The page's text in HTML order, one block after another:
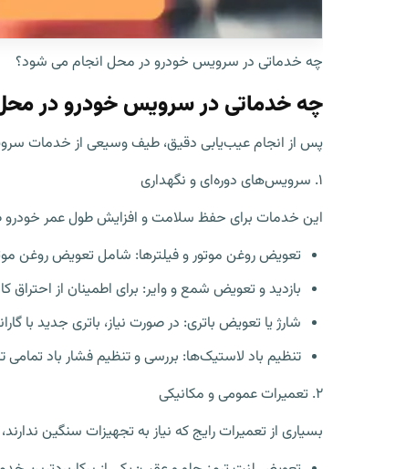
چه خدماتی در سرویس خودرو در محل انجام می شود؟
چه خدماتی در سرویس خودرو در
پس از انجام عیب‌یابی دقیق، طیف وسیعی از خدمات
۱. سرویس‌های دوره‌ای و نگهداری
این خدمات برای حفظ سلامت و افزایش طول عمر
تعویض روغن موتور و فیلترها: شامل تعویض روغن
بازدید و تعویض شمع و وایر: برای اطمینان از
شارژ یا تعویض باتری: در صورت نیاز، باتری جدید با
تنظیم باد لاستیک‌ها: بررسی و تنظیم فشار باد تمامی
۲. تعمیرات عمومی و مکانیکی
بسیاری از تعمیرات رایج که نیاز به تجهیزات سنگین